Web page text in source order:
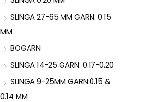
SLINGA 27-65 MM GARN: 0.15
MM
BOGARN
SLINGA 14-25 GARN: 0.17-0,20
SLINGA 9-25MM GARN:0.15 &
0.14 MM